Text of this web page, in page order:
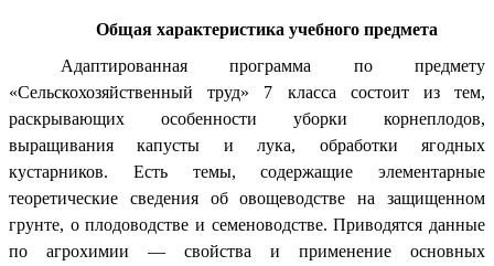
Общая характеристика учебного предмета
Адаптированная программа по предмету
«Сельскохозяйственный труд» 7 класса состоит из тем,
раскрывающих особенности уборки корнеплодов,
выращивания капусты и лука, обработки ягодных
кустарников. Есть темы, содержащие элементарные
теоретические сведения об овощеводстве на защищенном
грунте, о плодоводстве и семеноводстве. Приводятся данные
по агрохимии — свойства и применение основных